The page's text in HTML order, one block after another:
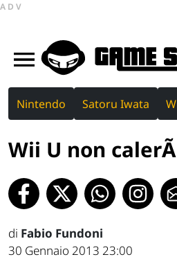
ADV
Nintendo Satoru Iwata
Wii U non
di Fabio Fundoni
30 Gennaio 2013 23:00